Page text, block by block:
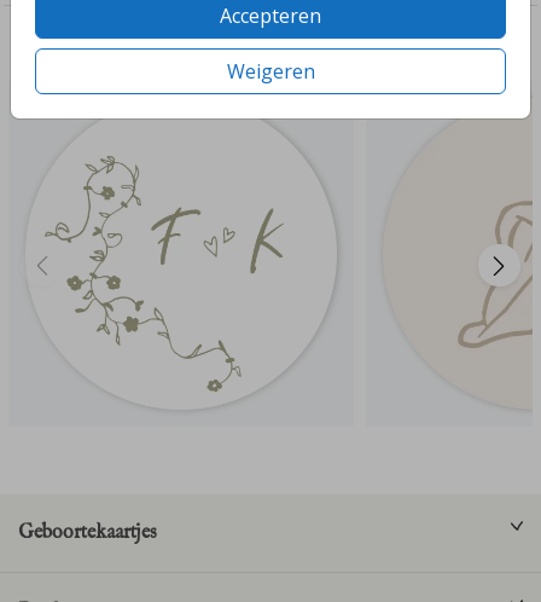
Accepteren
Weigeren
Deze ontwerpen vind je misschien ook leuk
Geboortekaartjes